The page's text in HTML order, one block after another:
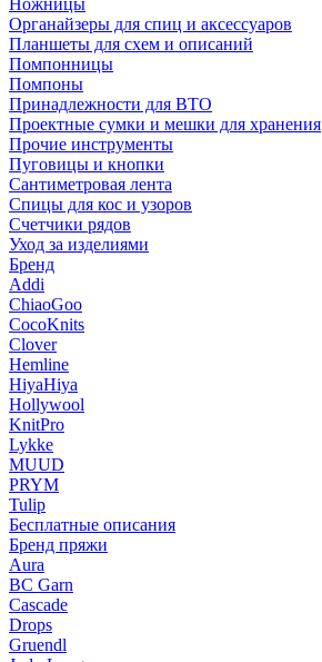
Ножницы
Органайзеры для спиц и аксессуаров
Планшеты для схем и описаний
Помпонницы
Помпоны
Принадлежности для ВТО
Проектные сумки и мешки для хранения
Прочие инструменты
Пуговицы и кнопки
Сантиметровая лента
Спицы для кос и узоров
Счетчики рядов
Уход за изделиями
Бренд
Addi
ChiaoGoo
CocoKnits
Clover
Hemline
HiyaHiya
Hollywool
KnitPro
Lykke
MUUD
PRYM
Tulip
Бесплатные описания
Бренд пряжи
Aura
BC Garn
Cascade
Drops
Gruendl